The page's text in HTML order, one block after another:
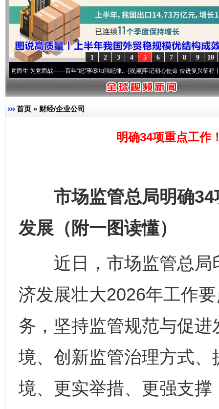
10
9
8
7
6
5
4
3
2
1
——百年“纪”事⑧加强纪律..·[视频]牢记初心使命 奋进复兴征程丨“转折之城”激荡..·[
首页 » 财经/企业公司
明确34项重点工作
市场监管总局明确34
发展（附一图读懂）
近日，市场监管总局
济发展壮大2026年工作
务，坚持监管规范与促
境、创新监管治理方式
境、更实举措、更强支